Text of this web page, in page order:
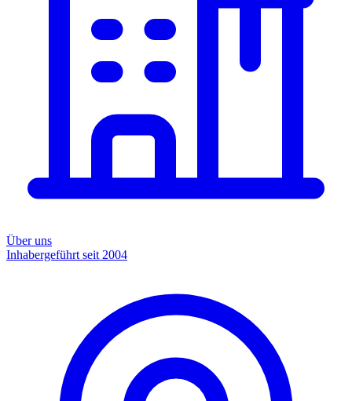
Über uns
Inhabergeführt seit 2004